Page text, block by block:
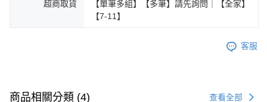
超商取貨
【單筆多組】【多筆】請先詢問｜【全家】
【7-11】
客服
商品相關分類 (4) 查看全部